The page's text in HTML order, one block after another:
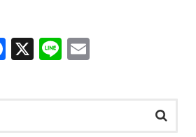
F
X
Li